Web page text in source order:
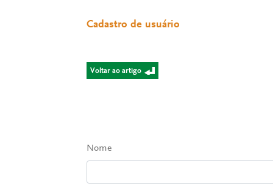
Cadastro de usuário
Voltar ao artigo
Nome